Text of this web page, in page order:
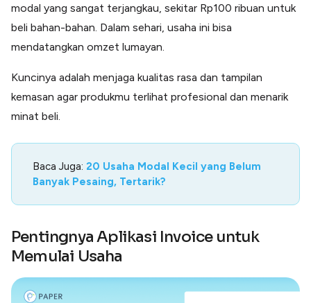
modal yang sangat terjangkau, sekitar Rp100 ribuan untuk
beli bahan-bahan. Dalam sehari, usaha ini bisa
mendatangkan omzet lumayan.
Kuncinya adalah menjaga kualitas rasa dan tampilan
kemasan agar produkmu terlihat profesional dan menarik
minat beli.
Baca Juga: 20 Usaha Modal Kecil yang Belum
Banyak Pesaing, Tertarik?
Pentingnya Aplikasi Invoice untuk
Memulai Usaha